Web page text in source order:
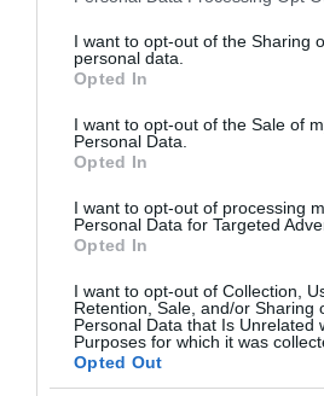
not limited to your visit or usage
grant or deny consent to Google and
use your data for below specified
consent section.
I want to opt-out of the Sharing
personal data.
Opted In
I want to opt-out of the Sale of
Personal Data.
Opted In
I want to opt-out of processing
Personal Data for Targeted
Opted In
I want to opt-out of Collection,
Retention, Sale, and/or Sharing
Personal Data that Is Unrelated
Purposes for which it was
Opted Out